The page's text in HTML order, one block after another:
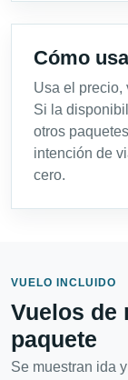
Cómo
Usa el precio,
Si la
otros
intención de
cero.
VUELO INCLUIDO
Vuelos de
paquete
Se muestran ida